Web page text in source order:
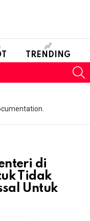
TRENDING
di
Tidak
Untuk